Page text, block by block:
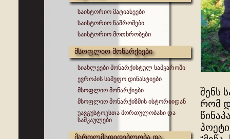
საისტორიო მატიანეები
საისტორიო ნაშრომები
საისტორიო მოთხრობები
მსოფლიო მონარქიები
სიახლეები მონარქისტულ სამყაროში
ევროპის სამეფო დინასტიები
მსოფლიო მონარქიები
მსოფლიო მონარქიზმის ისტორიიდან
უავგუსტოესთა მორთულობანი და
სამკაულები
მართლმადიდებლობა და
შენს
რომ